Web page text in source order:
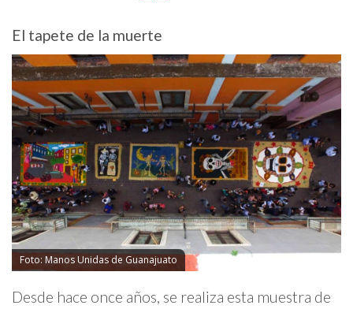
El tapete de la muerte
Foto: Manos Unidas de Guanajuato
Desde hace once años, se realiza esta muestra de